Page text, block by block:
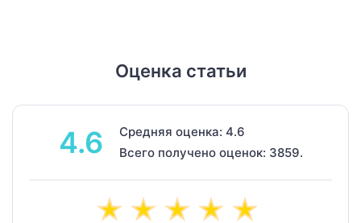
Оценка статьи
4.6
Средняя оценка: 4.6
Всего получено оценок: 3859.